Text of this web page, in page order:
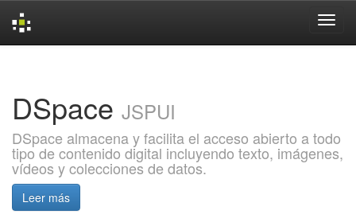
DSpace JSPUI
DSpace almacena y facilita el acceso abierto a todo
tipo de contenido digital incluyendo texto, imágenes,
vídeos y colecciones de datos.
Leer más